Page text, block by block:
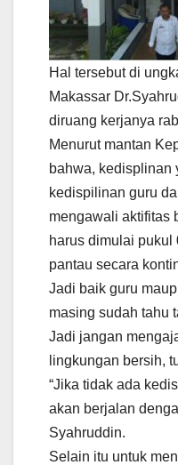
Hal tersebut di
Makassar
diruang kerjanya
Menurut mantan
bahwa, kedisplinan
kedispilinan guru
mengawali aktifitas
harus dimulai pukul
pantau secara
Jadi baik guru
masing sudah tahu
Jadi jangan
lingkungan bersih,
“Jika tidak ada
akan berjalan
Syahruddin.
Selain itu untuk